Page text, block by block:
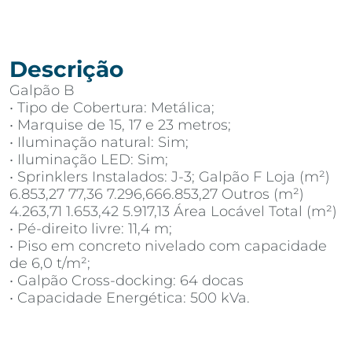
Descrição
Galpão B
• Tipo de Cobertura: Metálica;
• Marquise de 15, 17 e 23 metros;
• Iluminação natural: Sim;
• Iluminação LED: Sim;
• Sprinklers Instalados: J-3; Galpão F Loja (m²)
6.853,27 77,36 7.296,666.853,27 Outros (m²)
4.263,71 1.653,42 5.917,13 Área Locável Total (m²)
• Pé-direito livre: 11,4 m;
• Piso em concreto nivelado com capacidade
de 6,0 t/m²;
• Galpão Cross-docking: 64 docas
• Capacidade Energética: 500 kVa.